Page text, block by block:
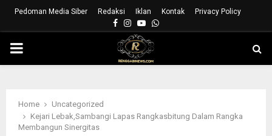
Pedoman Media Siber Redaksi Iklan Kontak Privacy Policy
Facebook
Instagram
YoutubeWhatsapp
PRIMARY
Home
Uncategorized
Kejari Lebak,Sambangi Lapas Rangkasbitung Dalam Rangka
Membangun Sinergitas